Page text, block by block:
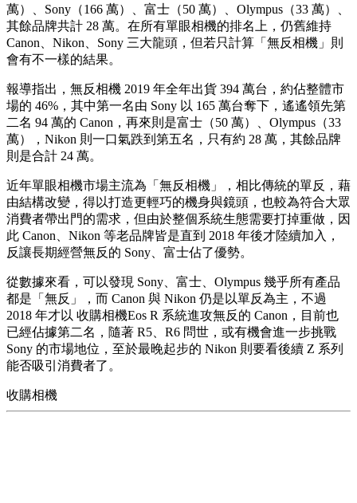
萬）、Sony（166 萬）、富士（50 萬）、Olympus（33 萬）、
其餘品牌共計 28 萬。在所有單眼相機的排名上，仍舊維持
Canon、Nikon、Sony 三大龍頭，但若只計算「無反相機」則
會有不一樣的結果。
報導指出，無反相機 2019 年全年出貨 394 萬台，約佔整體市
場的 46%，其中第一名由 Sony 以 165 萬台奪下，遙遙領先第
二名 94 萬的 Canon，再來則是富士（50 萬）、Olympus（33
萬），Nikon 則一口氣跌到第五名，只有約 28 萬，其餘品牌
則是合計 24 萬。
近年單眼相機市場主流為「無反相機」，相比傳統的單反，藉
由結構改變，得以打造更輕巧的機身與鏡頭，也較為符合大眾
消費者帶出門的需求，但由於整個系統生態需要打掉重做，因
此 Canon、Nikon 等老品牌皆是直到 2018 年後才陸續加入，
反讓長期經營無反的 Sony、富士佔了優勢。
從數據來看，可以發現 Sony、富士、Olympus 幾乎所有產品
都是「無反」，而 Canon 與 Nikon 仍是以單反為主，不過
2018 年才以 收購相機Eos R 系統進攻無反的 Canon，目前也
已經佔據第二名，隨著 R5、R6 問世，或有機會進一步挑戰
Sony 的市場地位，至於最晚起步的 Nikon 則要看後續 Z 系列
能否吸引消費者了。
收購相機